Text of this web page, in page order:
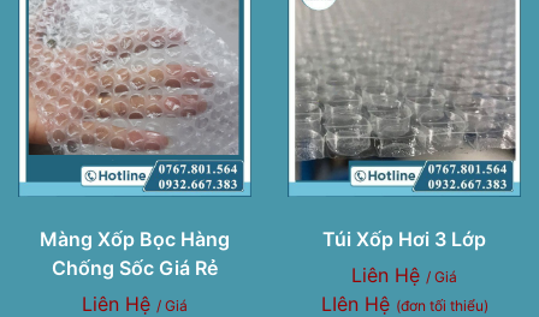
Màng Xốp Bọc Hàng
Chống Sốc Giá Rẻ
Liên Hệ / Giá
Túi Xốp Hơi 3 Lớp
Liên Hệ / Giá
LIên Hệ (đơn tối thiểu)